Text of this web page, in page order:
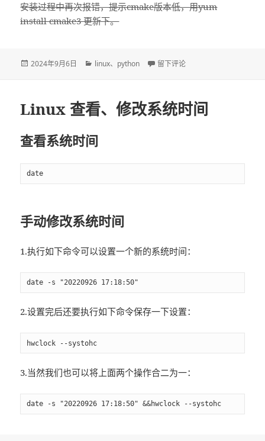
安装过程中再次报错，提示cmake版本低，用yum
install cmake3 更新下。
发
2024年9月6日
分
linux、 python 于在 CentOS7 上用Python安装
留下评论
Linux 查看、修改系统时间
查看系统时间
date
手动修改系统时间
1.执行如下命令可以设置一个新的系统时间：
date -s "20220926 17:18:50"
2.设置完后还要执行如下命令保存一下设置：
hwclock --systohc
3.当然我们也可以将上面两个操作合二为一：
date -s "20220926 17:18:50" &&hwclock --systohc